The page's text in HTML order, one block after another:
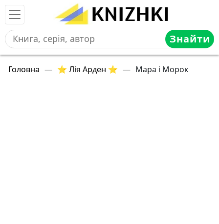
Знайти
Головна — ⭐ Лія Арден ⭐ — Мара і Морок